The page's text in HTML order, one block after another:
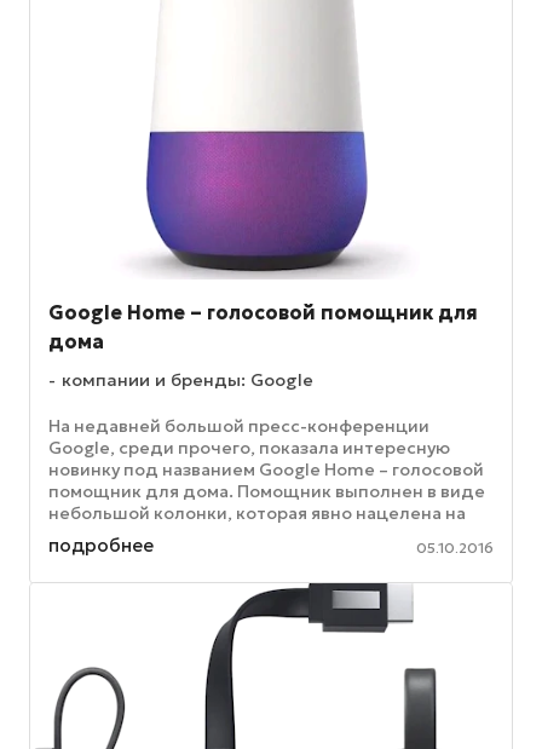
Google Home – голосовой помощник для
дома
компании и бренды: Google
На недавней большой пресс-конференции
Google, среди прочего, показала интересную
новинку под названием Google Home – голосовой
помощник для дома. Помощник выполнен в виде
небольшой колонки, которая явно нацелена на
конкуренцию с Amazon Echo. ...
подробнее 05.10.2016